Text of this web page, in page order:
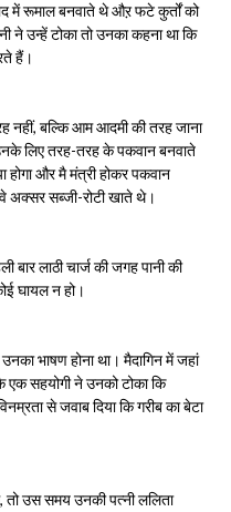
में रूमाल बनवाते थे औऱ फटे कुर्तों को
उन्हें टोका तो उनका कहना था कि
हैं।
नहीं, बल्कि आम आदमी की तरह जाना
लिए तरह-तरह के पकवान बनवाते
होगा और मै मंत्री होकर पकवान
अक्सर सब्जी-रोटी खाते थे।
लाठी चार्ज की जगह पानी की
घायल न हो।
भाषण होना था। मैदागिन में जहां
सहयोगी ने उनको टोका कि
से जवाब दिया कि गरीब का बेटा
उस समय उनकी पत्नी ललिता